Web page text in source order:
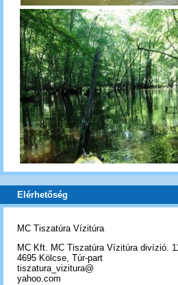
Elérhetőség
MC Tiszatúra Vízitúra
MC Kft. MC Tiszatúra Vízitúra divízió.
4695 Kölcse, Túr-part
tiszatura_vizitura@
yahoo.com